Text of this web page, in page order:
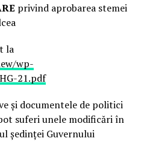
privind aprobarea stemei
la
wp-
21.pdf
și documentele de politici
suferi unele modificări în
ședinței Guvernului